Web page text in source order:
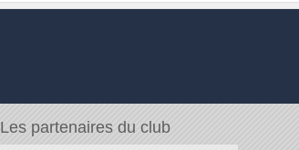
Les partenaires du club